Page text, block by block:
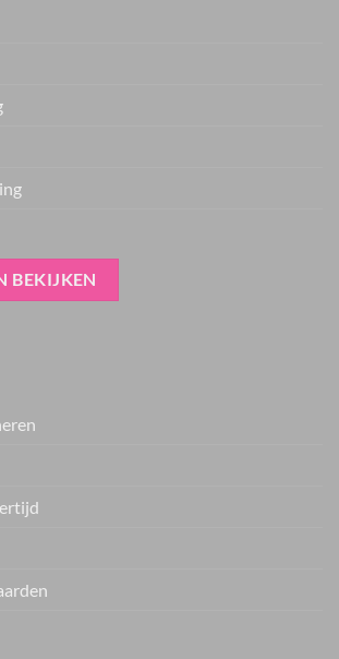
BEKIJKEN
zien — geen spam, gewoon af en toe een